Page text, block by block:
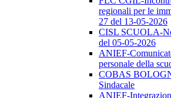
regionali per le
27 del 13-05-2026
CISL SCUOLA-
del 05-05-2026
ANIEF-
personale della
COBAS
Sindacale
ANIEF-